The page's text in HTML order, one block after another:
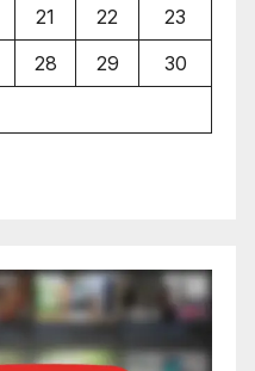
21 22
23
28 29
30